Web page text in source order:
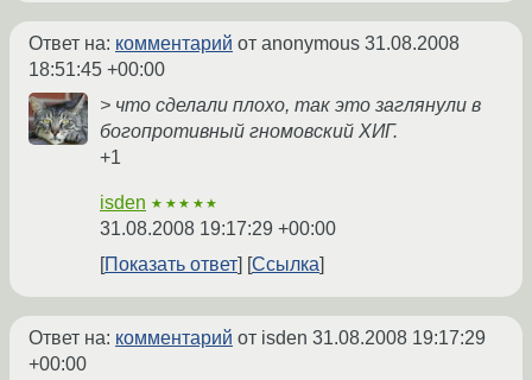
Ответ на: комментарий от anonymous 31.08.2008
18:51:45 +00:00
> что сделали плохо, так это заглянули в
богопротивный гномовский ХИГ.
+1
isden ★★★★★
31.08.2008 19:17:29 +00:00
Показать ответ
Ссылка
Ответ на: комментарий от isden 31.08.2008 19:17:29
+00:00